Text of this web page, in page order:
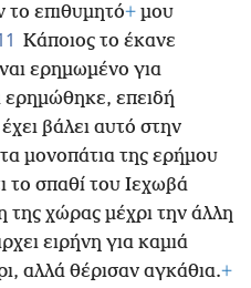
επιθυμητό+ μου
Κάποιος το έκανε
ερημωμένο για
επειδή
βάλει αυτό στην
μονοπάτια της ερήμου
το σπαθί του Ιεχωβά
της χώρας μέχρι την άλλη
ειρήνη για καμιά
αλλά θέρισαν αγκάθια.+